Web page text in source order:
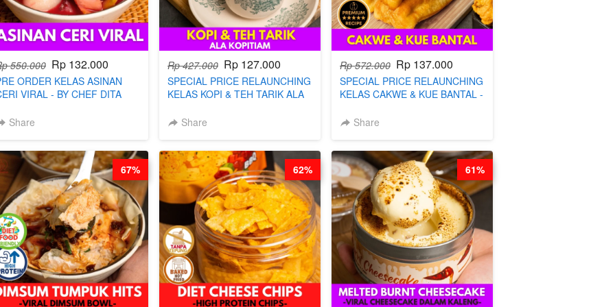
550.000 Rp 132.000
ORDER KELAS ASINAN
VIRAL - BY CHEF DITA
Share
Rp 427.000 Rp 127.000
SPECIAL PRICE RELAUNCHING
KELAS KOPI & TEH TARIK ALA
ARISUDANA (TANGGAL 10 AGS
Share
Rp 572.000 Rp 137.000
SPECIAL PRICE RELAUNCHING
KELAS CAKWE & KUE BANTAL -
AGS HARGA NAIK! )
Share
67% 62% 61%